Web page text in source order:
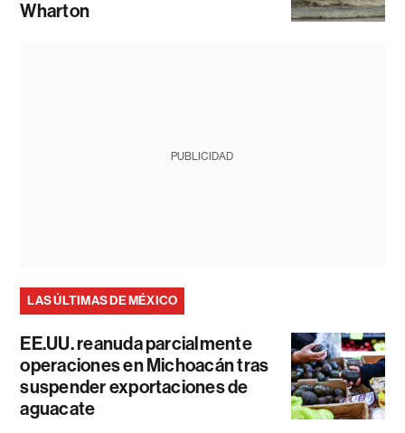
Wharton
PUBLICIDAD
LAS ÚLTIMAS DE MÉXICO
EE.UU. reanuda parcialmente
operaciones en Michoacán tras
suspender exportaciones de
aguacate